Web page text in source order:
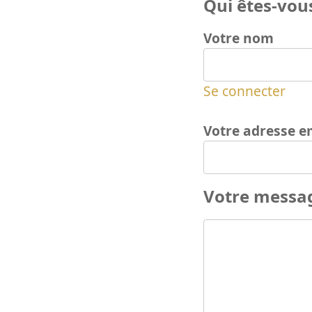
Qui êtes-
Votre nom
Se connecter
Votre adresse
Votre